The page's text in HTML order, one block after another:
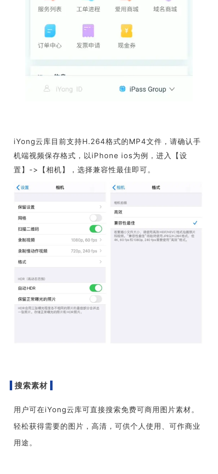
iYong云库目前支持H.264格式的MP4文件，请确认手
机端视频保存格式，以iPhone ios为例，进入【设
置】->【相机】，选择兼容性最佳即可。
搜索素材
用户可在iYong云库可直接搜索免费可商用图片素材。
轻松获得需要的图片，高清，可供个人使用、可作商业
用途。